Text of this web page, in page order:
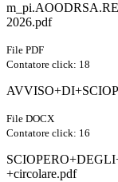
2026.pdf
File PDF
Contatore click: 18
File DOCX
Contatore click: 16
+circolare.pdf